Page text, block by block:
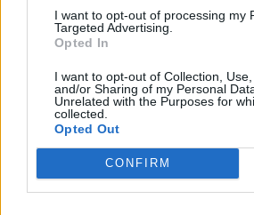
I want to opt-out of processing my
Targeted Advertising.
Opted In
I want to opt-out of Collection,
and/or Sharing of my Personal
Unrelated with the Purposes for
collected.
Opted Out
CONFIRM
Świat